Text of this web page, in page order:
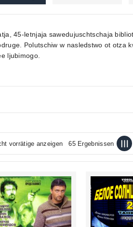
45-letnjaja sawedujuschtschaja
Polutschiw w nasledstwo ot otza
ljubimogo.
vorrätige anzeigen 65 Ergebnissen